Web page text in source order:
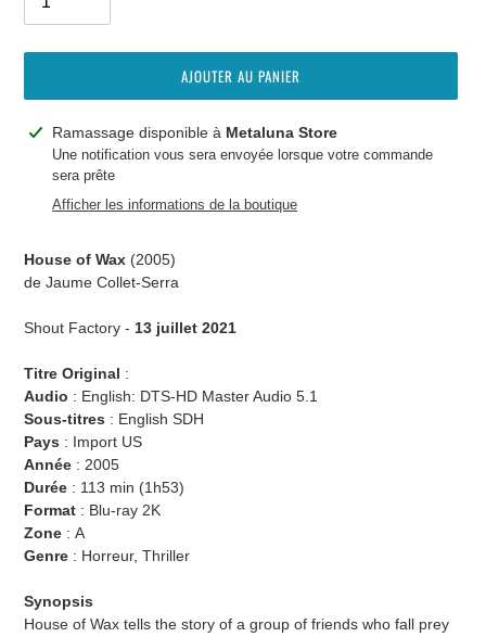
AJOUTER AU PANIER
Ajout
produit
Ramassage disponible à Metaluna Store
Une notification vous sera envoyée lorsque votre commande
sera prête
Afficher les informations de la boutique
House of Wax (2005)
de Jaume Collet-Serra
Shout Factory - 13 juillet 2021
Titre Original :
Audio : English: DTS-HD Master Audio 5.1
Sous-titres : English SDH
Pays : Import US
Année : 2005
Durée : 113 min (1h53)
Format : Blu-ray 2K
Zone : A
Genre : Horreur, Thriller
Synopsis
House of Wax tells the story of a group of friends who fall prey